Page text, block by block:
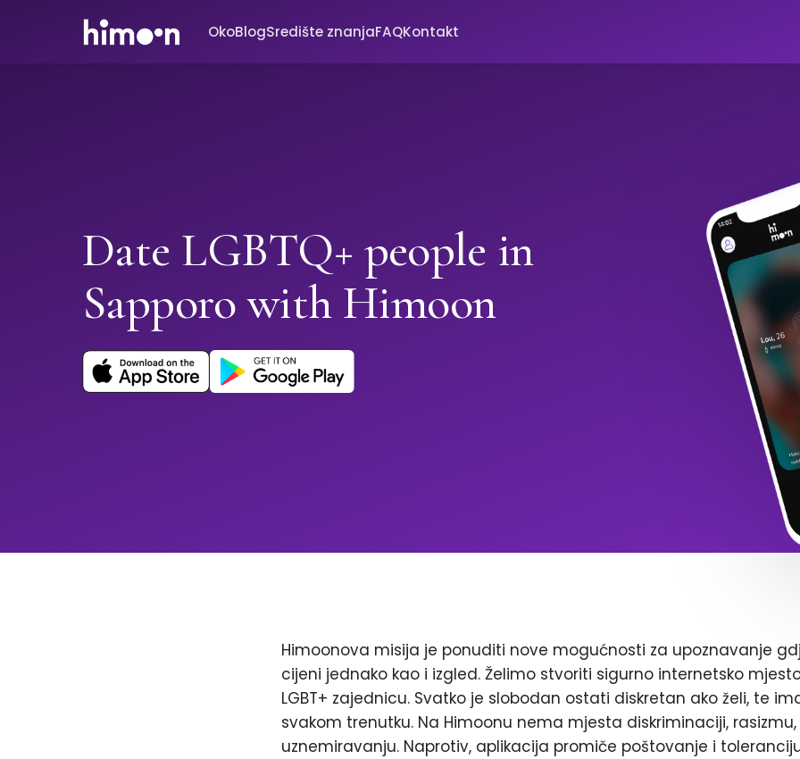
OkoBlogSredište znanjaFAQKontakt
Date LGBTQ+ people in
Sapporo with Himoon
Himoonova misija je ponuditi nove mogućnosti za upoznavanje
cijeni jednako kao i izgled. Želimo stvoriti sigurno internetsko
LGBT+ zajednicu. Svatko je slobodan ostati diskretan ako želi, te
svakom trenutku. Na Himoonu nema mjesta diskriminaciji,
uznemiravanju. Naprotiv, aplikacija promiče poštovanje i